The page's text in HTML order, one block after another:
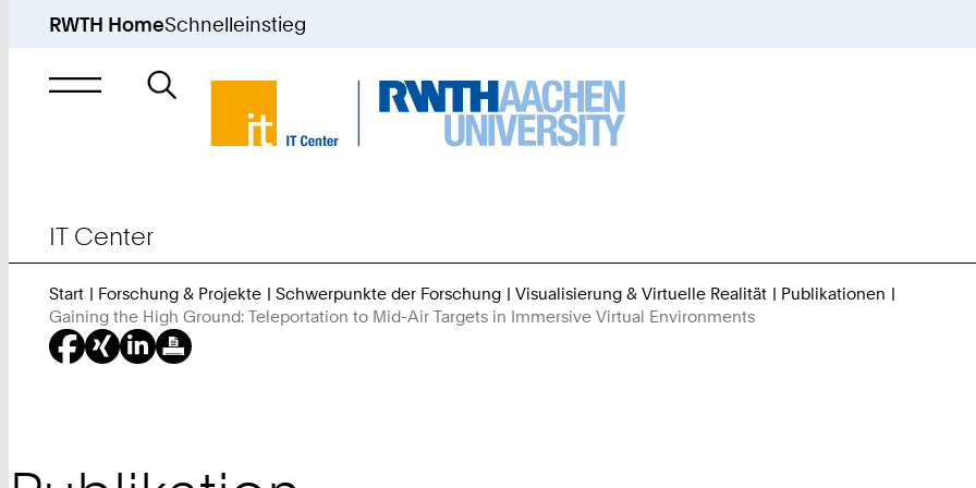
RWTH HomeSchnelleinstieg
Suche
nach
IT Center
Start Forschung & Projekte Schwerpunkte der Forschung Visualisierung & Virtuelle Realität
Publikationen
Gaining the High Ground: Teleportation to Mid-Air Targets in Immersive Virtual Environments